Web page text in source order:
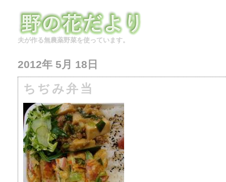
夫が作る無農薬野菜を使っています。
2012年 5月 18日
ちぢみ弁当